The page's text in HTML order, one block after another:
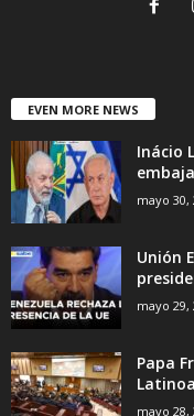
EVEN MORE NEWS
Inácio
mayo 30,
Unión
mayo 29,
Papa
mayo 28,